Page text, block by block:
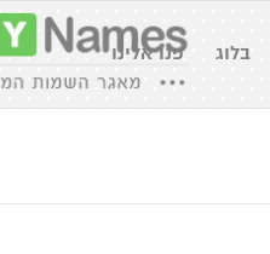
בלוג פנו אלינו